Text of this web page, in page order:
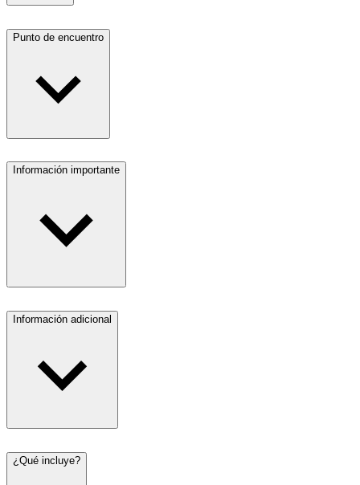
Punto de encuentro
Información importante
Información adicional
¿Qué incluye?